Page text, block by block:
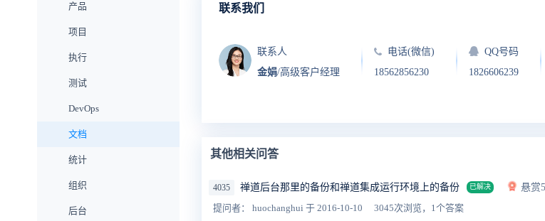
产品
项目
执行
测试
DevOps
文档
统计
组织
后台
联系我们
联系人
金娟/高级客户经理
电话(微信)
18562856230
QQ号码
1826606239
其他相关问答
4035 禅道后台那里的备份和禅道集成运行环境上的备份 已解决
悬赏
提问者： huochanghui 于 2016-10-10 3045次浏览，1个答案